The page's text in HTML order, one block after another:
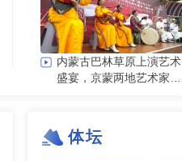
内蒙古巴林草原上演艺术
盛宴，京蒙两地艺术家携
体坛